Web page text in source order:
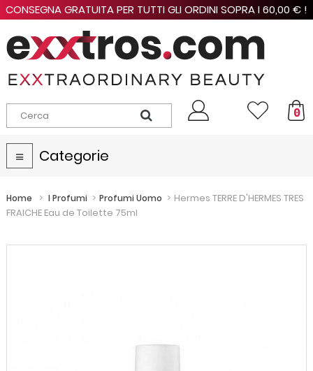
CONSEGNA GRATUITA PER TUTTI GLI ORDINI SOPRA I 60,00 € !
0
Navigazione
Toggle
Categorie
Home > I Profumi > Profumi Uomo > Hermes TERRE D'HERMES TRES
FRAICHE Eau de Toilette 75ml